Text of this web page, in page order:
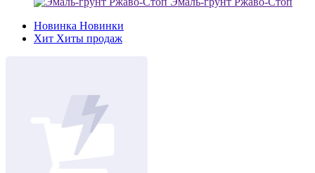
Новинка Новинки
Хит Хиты продаж